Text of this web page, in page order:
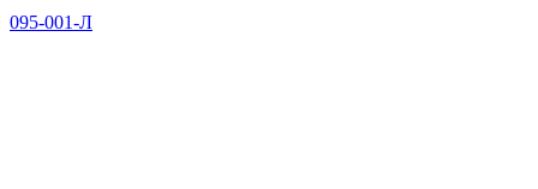
095-001-Л